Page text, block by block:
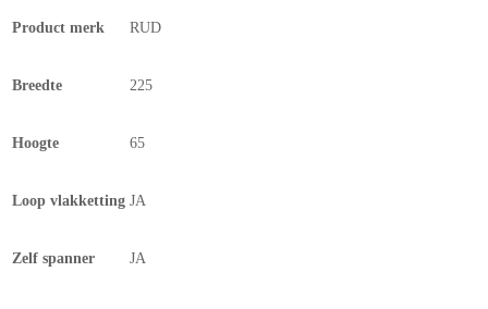
Product merk RUD
Breedte 225
Hoogte 65
Loop vlakketting JA
Zelf spanner JA